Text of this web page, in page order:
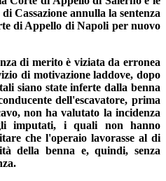
Cassazione annulla la sentenza
di Appello di Napoli per nuovo
di merito è viziata da erronea
di motivazione laddove, dopo
siano state inferte dalla benna
dell'escavatore, prima
non ha valutato la incidenza
imputati, i quali non hanno
che l'operaio lavorasse al di
della benna e, quindi, senza